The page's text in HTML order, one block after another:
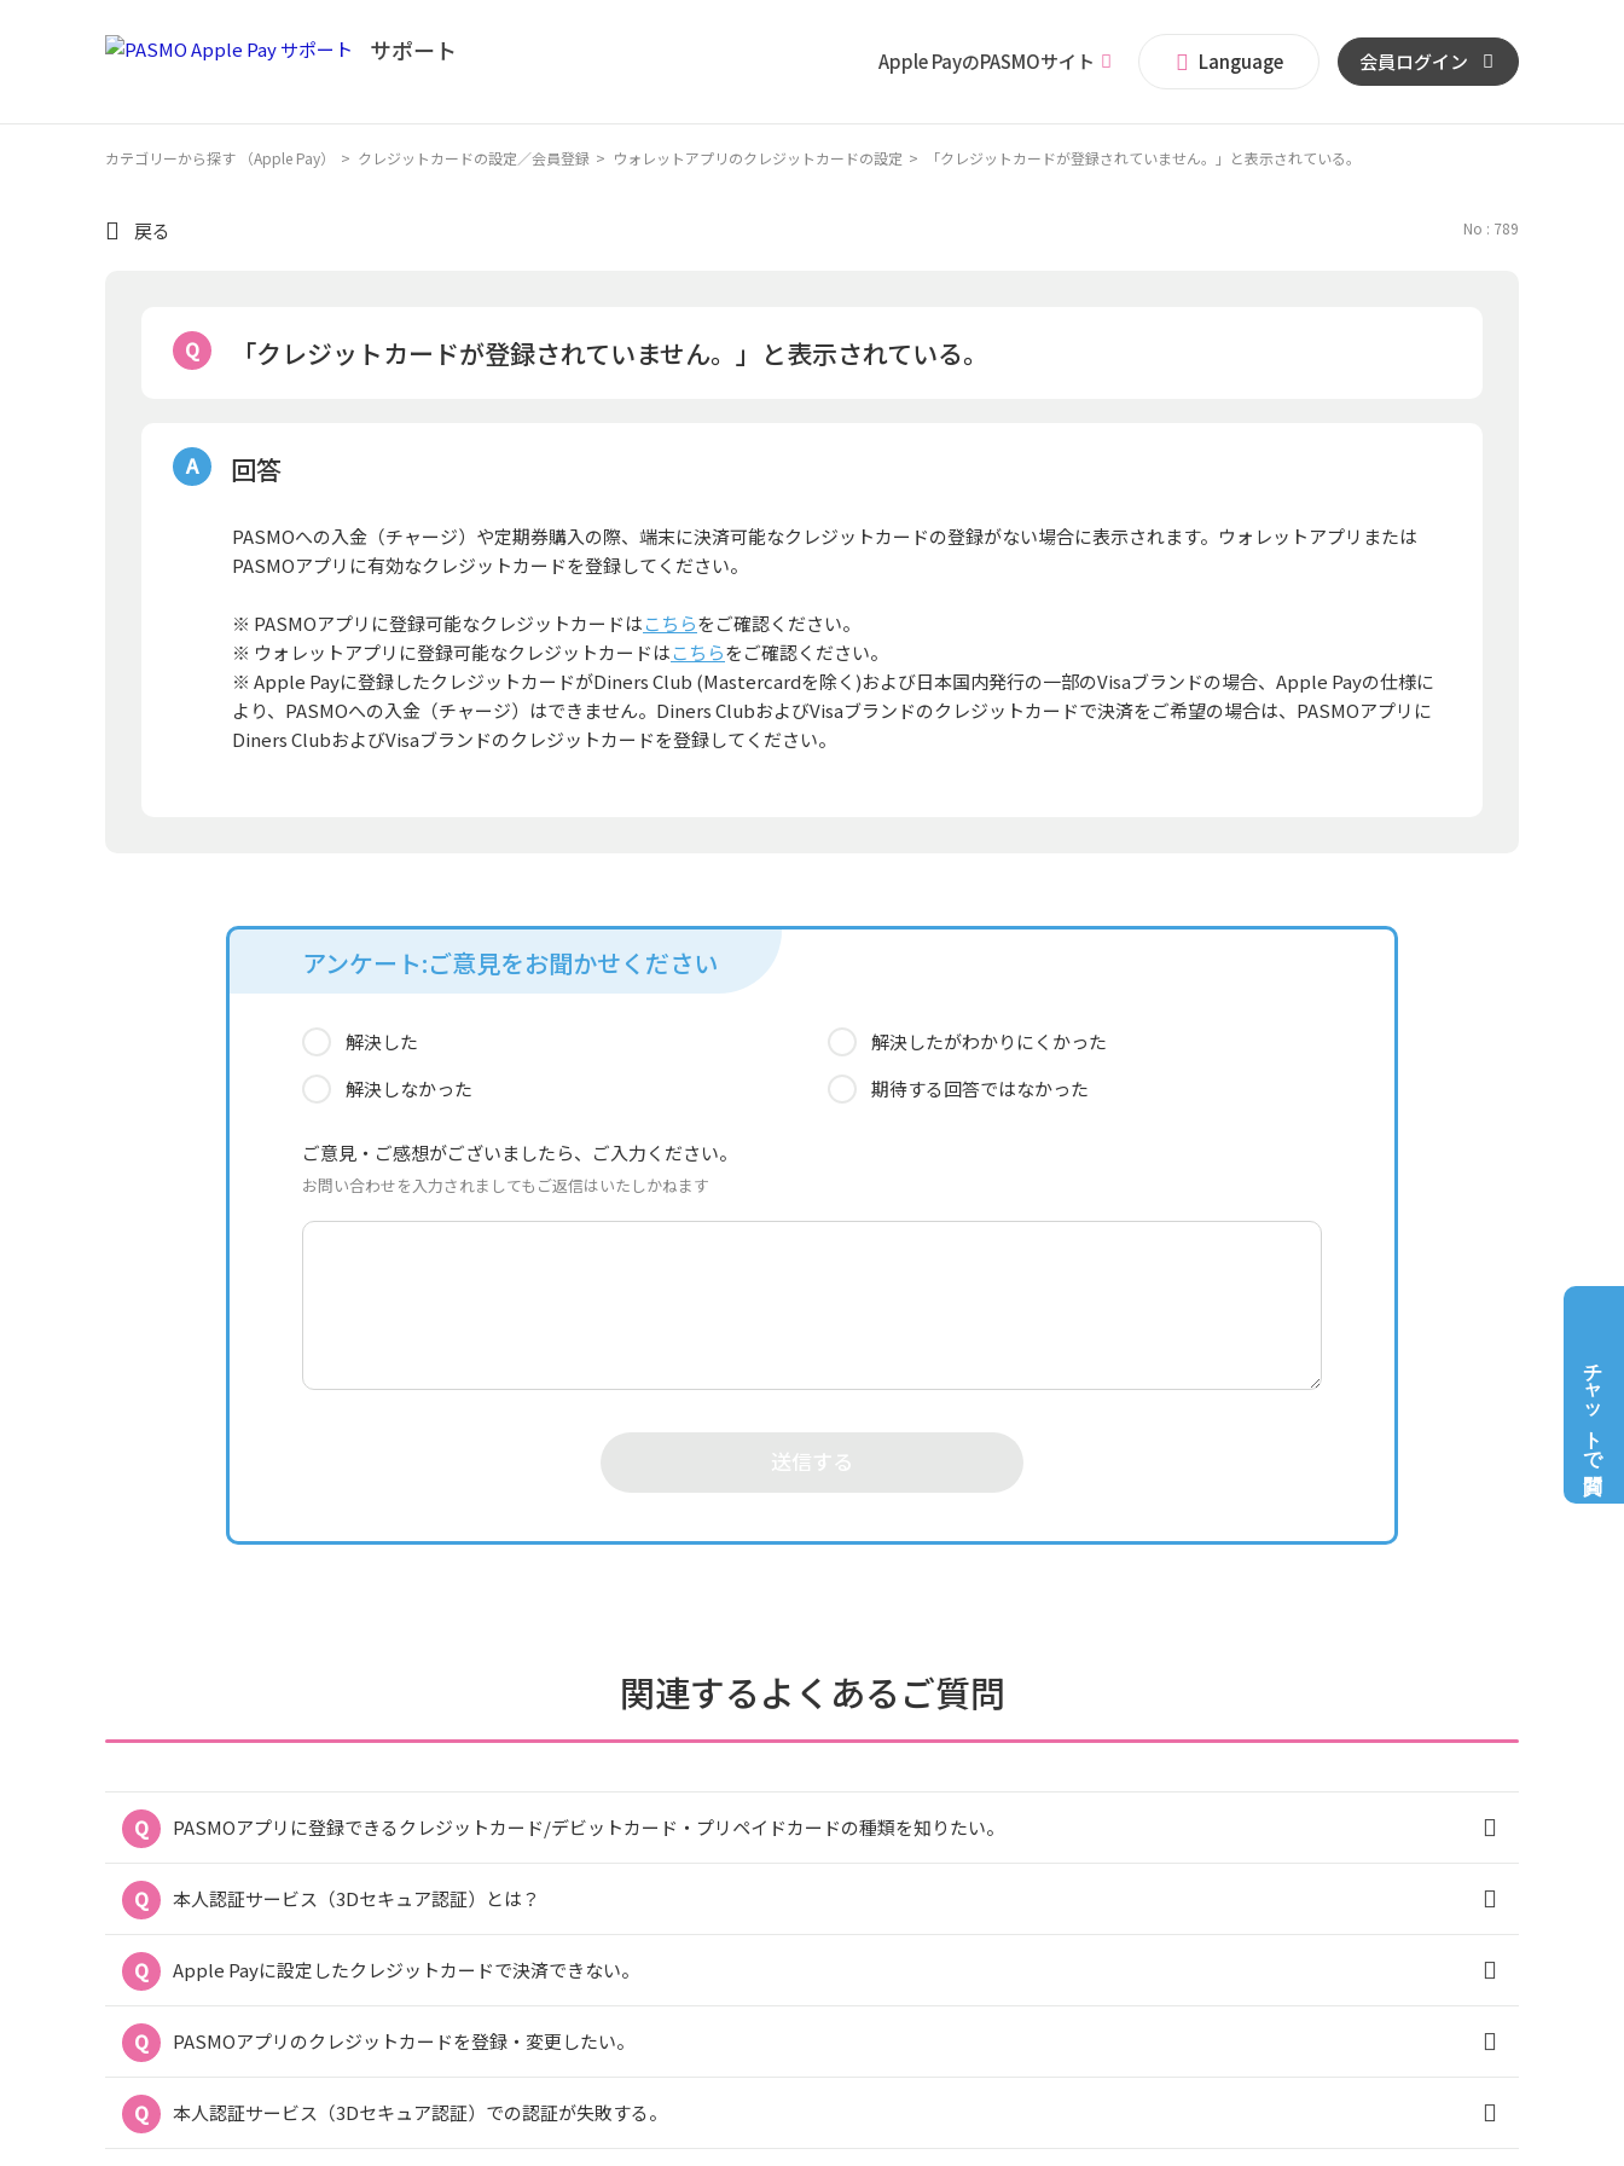
Apple PayのPASMOサイト Language 会員ログイン
チャットで質問
カテゴリーから探す （Apple Pay） > クレジットカードの設定／会員登録 > ウォレットアプリのクレジットカードの設定 > 「クレジットカードが登録されていません。」と表示されている。
戻る No : 789
「クレジットカードが登録されていません。」と表示されている。
回答
PASMOへの入金（チャージ）や定期券購入の際、端末に決済可能なクレジットカードの登録がない場合に表示されます。ウォレットアプリまたは
PASMOアプリに有効なクレジットカードを登録してください。
※ PASMOアプリに登録可能なクレジットカードはこちらをご確認ください。
※ ウォレットアプリに登録可能なクレジットカードはこちらをご確認ください。
※ Apple Payに登録したクレジットカードがDiners Club (Mastercardを除く)および日本国内発行の一部のVisaブランドの場合、Apple Payの仕様に
より、PASMOへの入金（チャージ）はできません。Diners ClubおよびVisaブランドのクレジットカードで決済をご希望の場合は、PASMOアプリに
Diners ClubおよびVisaブランドのクレジットカードを登録してください。
アンケート:ご意見をお聞かせください
解決した
解決したがわかりにくかった
解決しなかった
期待する回答ではなかった
ご意見・ご感想がございましたら、ご入力ください。
お問い合わせを入力されましてもご返信はいたしかねます
関連するよくあるご質問
PASMOアプリに登録できるクレジットカード/デビットカード・プリペイドカードの種類を知りたい。
本人認証サービス（3Dセキュア認証）とは？
Apple Payに設定したクレジットカードで決済できない。
PASMOアプリのクレジットカードを登録・変更したい。
本人認証サービス（3Dセキュア認証）での認証が失敗する。